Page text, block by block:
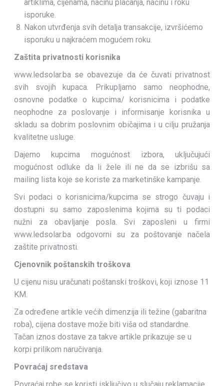
artiklima, cijenama, načinu plaćanja, načinu i roku
isporuke.
Nakon utvrđenja svih detalja transakcije, izvršićemo
isporuku u najkraćem mogućem roku.
Zaštita privatnosti korisnika
www.ledsolar.ba se obavezuje da će čuvati privatnost
svih svojih kupaca. Prikupljamo samo neophodne,
osnovne podatke o kupcima/ korisnicima i podatke
neophodne za poslovanje i informisanje korisnika u
skladu sa dobrim poslovnim običajima i u cilju pružanja
kvalitetne usluge.
Dajemo kupcima mogućnost izbora, uključujući
mogućnost odluke da li žele ili ne da se izbrišu sa
mailing lista koje se koriste za marketinške kampanje.
Svi podaci o korisnicima/kupcima se strogo čuvaju i
dostupni su samo zaposlenima kojima su ti podaci
nužni za obavljanje posla. Svi zaposleni u firmi
www.ledsolar.ba odgovorni su za poštovanje načela
zaštite privatnosti.
Cjenovnik poštanskih troškova
U cijenu nisu uračunati poštanski troškovi, koji iznose 11
KM.
Za određene artikle većih dimenzija ili težine (gabaritna
roba), cijena dostave može biti viša od standardne.
Tačan iznos dostave za takve artikle prikazuje se u
korpi prilikom naručivanja.
Povraćaj sredstava